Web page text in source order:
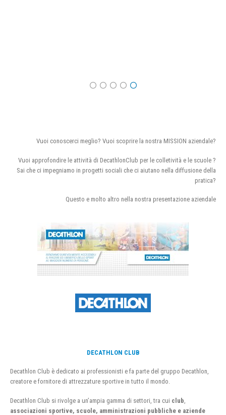
Vuoi conoscerci meglio? Vuoi scoprire la nostra MISSION aziendale?
Vuoi approfondire le attività di DecathlonClub per le colletività e le scuole ?
Sai che ci impegniamo in progetti sociali che ci aiutano nella diffusione della
pratica?
Questo e molto altro nella nostra presentazione aziendale
DECATHLON CLUB
Decathlon Club è dedicato ai professionisti e fa parte del gruppo Decathlon,
creatore e fornitore di attrezzature sportive in tutto il mondo.
Decathlon Club si rivolge a un’ampia gamma di settori, tra cui club
associazioni sportive, scuole, amministrazioni pubbliche e aziende